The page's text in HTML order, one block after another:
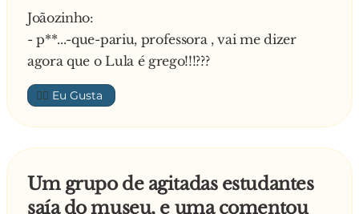
17. Áries, deus da guerra, é pego em flagrante
desviando armamento para a guerrilha síria.
18. A caverna de Platão abriga milhares de sem-
teto.
19. Descoberto o porquê da crise: todos os
economistas estão falando grego!!!
—
Joãozinho:
- p**...-que-pariu, professora , vai me dizer
agora que o Lula é grego!!!???
👍🏼
Um grupo de agitadas estudantes
saía do museu, e uma comentou